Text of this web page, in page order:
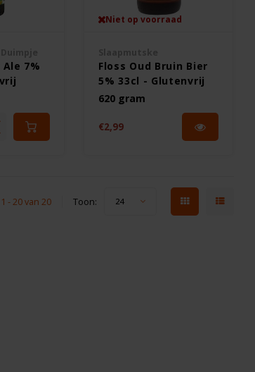
7%
Niet op voorraad
Floss Oud Bruin Bier
5% 33cl - Glutenvrij
620 gram
€2,99
- 20 van 20 Toon: 24